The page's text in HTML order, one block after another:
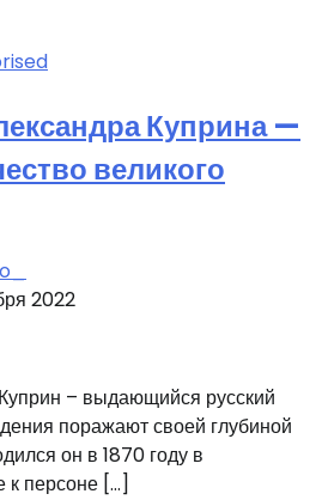
Куприна —
великого
2022
– выдающийся русский
поражают своей глубиной
он в 1870 году в
к персоне […]